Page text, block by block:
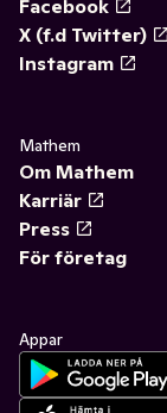
Facebook
X (f.d Twitter)
Instagram
Mathem
Om Mathem
Karriär
Press
För företag
Appar